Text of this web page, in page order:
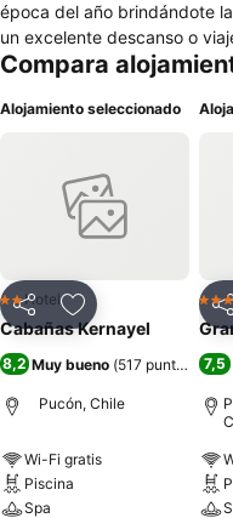
época del año brindándote
un excelente descanso o
habitaciones (matrimoniales,
con piscina, zona de wifi,
Compara
Alojamiento seleccionado
CompartirAgregar a
2 Estrellas
Hotel
Cabañas Kernayel
8,2 Muy bueno (517
Pucón, Chile
Wi-Fi gratis
Piscina
Spa
3
7,5